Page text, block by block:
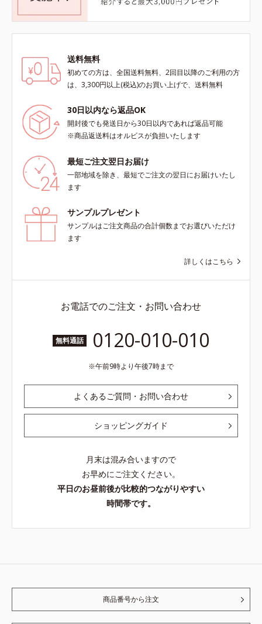
送料無料
初めての方は、全国送料無料、2回目以降のご利用の方
は、3,300円以上(税込)のお買い上げで、送料無料
30日以内なら返品OK
開封後でも発送日から30日以内であれば返品可能
※商品返送料はオルビスが負担いたします
最短ご注文翌日お届け
一部地域を除き、最短でご注文の翌日にお届けいたし
ます
サンプルプレゼント
サンプルはご注文商品の合計個数までお選びいただけ
ます
詳しくはこちら
お電話でのご注文・お問い合わせ
無料通話 0120-010-010
午前9時より午後7時まで
よくあるご質問・お問い合わせ
ショッピングガイド
月末は混み合いますので
お早めにご注文ください。
平日のお昼前後が比較的つながりやすい
時間帯です。
商品番号から注文